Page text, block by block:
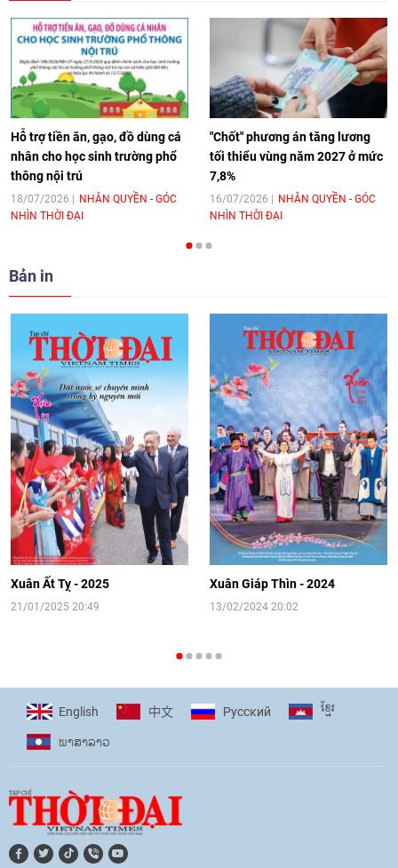
[Video] Âm nhạc flamenco gắn kết văn
hoá Việt Nam - Tây Ban Nha
11:10 17/06/2026
[Video] Trao tặng Kỷ niệm chương "Vì
hòa bình, hữu nghị giữa các dân tộc"
cho Đại sứ Hungary tại Việt Nam
[Video] Nhân dân Việt Nam luôn trân
trọng tình cảm của nước Nga
08:02 | 13/06/2026
Video: Cơ hội giao lưu quốc tế cho học
sinh Việt Nam tại trại hè Artek
14:41|12/06/2026
[Video] Đối ngoại nhân dân Thủ đô
hướng tới kết nối hiệu quả nguồn lực
người Việt Nam ở nước ngoài
16:58|10/06/2026
phó với biến đổi khí hậu
17:07|09/06/2026
[Video] Lào dành ưu tiên hàng đầu cho
quan hệ với Việt Nam
11:01 |09/06/2026
Hỗ trợ tiền ăn, gạo, đồ dùng cá
nhân cho học sinh trường phổ
thông nội trú
18/07/2026
NHÂN QUYỀN - GÓC
NHÌN THỜI ĐẠI
"Chốt" phương án tăng lương
tối thiểu vùng năm 2027 ở mức
7,8%
16/07/2026
NHÂN QUYỀN - GÓC
NHÌN THỜI ĐẠI
Bản in
Xuân Ất Tỵ - 2025
21/01/2025 20:49
Xuân Giáp Thìn - 2024
13/02/2024 20:02
English 中文 Pусский ខ្មែរ
ພາ​ສາ​ລາວ